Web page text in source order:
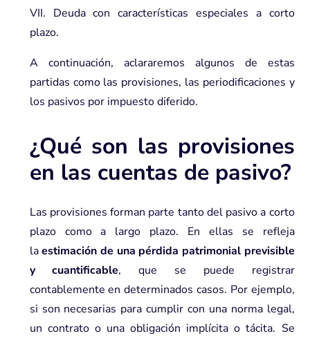
VII. Deuda con características especiales a corto
plazo.
A continuación, aclararemos algunos de estas
partidas como las provisiones, las periodificaciones y
los pasivos por impuesto diferido.
¿Qué son las provisiones
en las cuentas de pasivo?
Las provisiones forman parte tanto del pasivo a corto
plazo como a largo plazo. En ellas se refleja
laestimación de una pérdida patrimonial previsible
y cuantificable, que se puede registrar
contablemente en determinados casos. Por ejemplo,
si son necesarias para cumplir con una norma legal,
un contrato o una obligación implícita o tácita. Se